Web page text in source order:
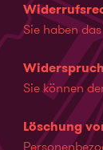
Sie haben
Sie können
Löschung